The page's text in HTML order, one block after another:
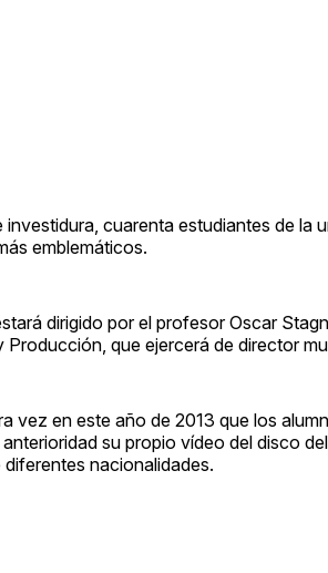
investidura, cuarenta estudiantes de la
emblemáticos.
dirigido por el profesor Oscar
que ejercerá de director
vez en este año de 2013 que los
su propio vídeo del disco
nacionalidades.